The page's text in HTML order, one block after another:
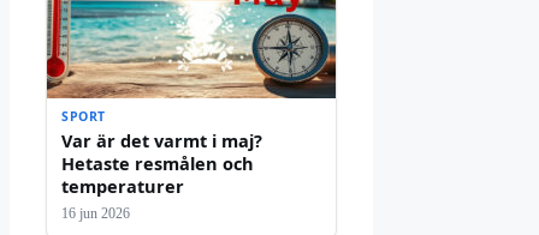
SPORT
Var är det varmt i maj?
Hetaste resmålen och
temperaturer
16 jun 2026